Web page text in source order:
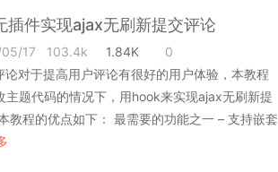
件实现ajax无刷新提交评论
17 103.4k 1.84K
0
对于提高用户评论有很好的用户体验，本教程
主题代码的情况下，用hook来实现ajax无刷新提
教程的优点如下： 最需要的功能之一 – 支持嵌套